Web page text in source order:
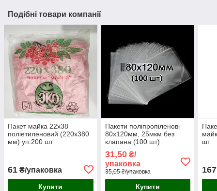
Подібні товари компанії
Пакет майка 22x38
поліетиленовий (220х380
мм) уп.200 шт
61 ₴/упаковка
Купити
Пакети поліпропіленові
80х120мм, 25мкм без
клапана (100 шт)
31,50₴/
упаковка
35,05 ₴/упаковка
Купити
шт
167